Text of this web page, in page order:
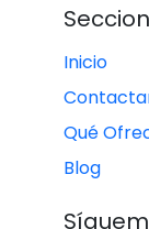
Inicio
Qué
Blog